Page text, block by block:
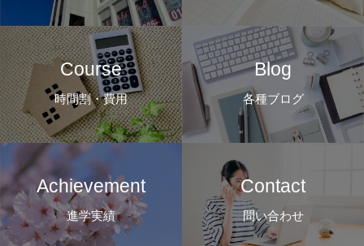
Course
時間割・費用
Blog
各種ブログ
Achievement
進学実績
Contact
問い合わせ